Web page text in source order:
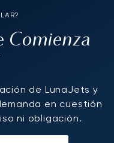
Comienza
de LunaJets y
en cuestión
ni obligación.